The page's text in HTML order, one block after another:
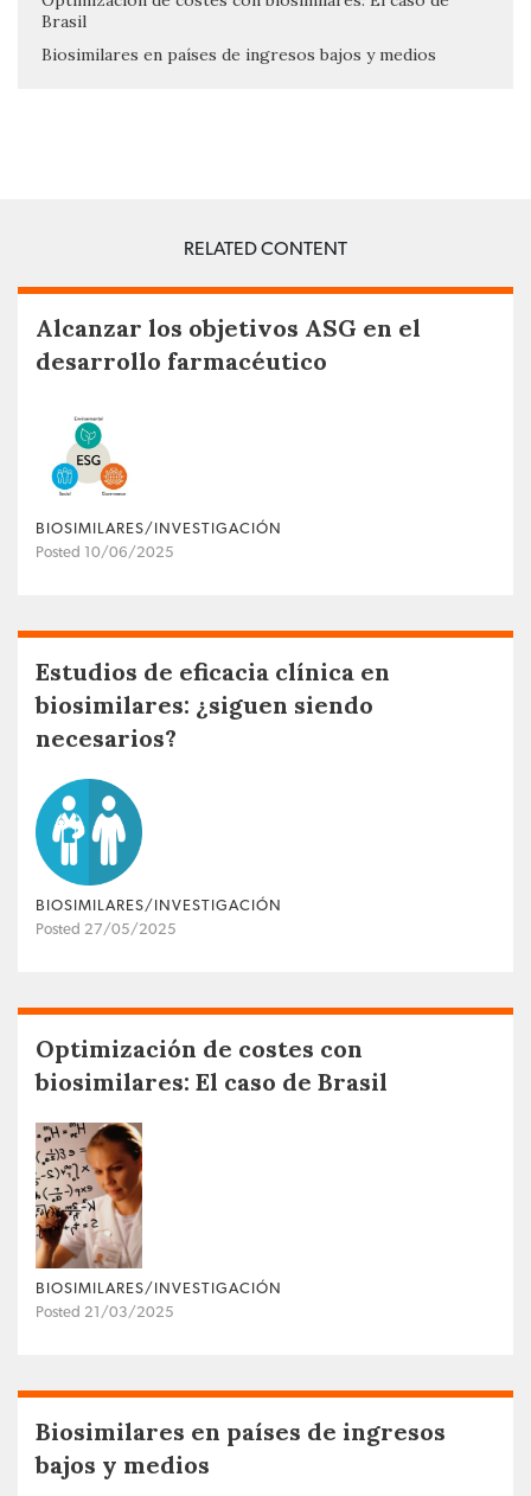
Brasil
Biosimilares en países de ingresos bajos y medios
RELATED CONTENT
Alcanzar los objetivos ASG en el
desarrollo farmacéutico
BIOSIMILARES/INVESTIGACIÓN
Posted 10/06/2025
Estudios de eficacia clínica en
biosimilares: ¿siguen siendo
necesarios?
BIOSIMILARES/INVESTIGACIÓN
Posted 27/05/2025
Optimización de costes con
biosimilares: El caso de Brasil
BIOSIMILARES/INVESTIGACIÓN
Posted 21/03/2025
Biosimilares en países de ingresos
bajos y medios